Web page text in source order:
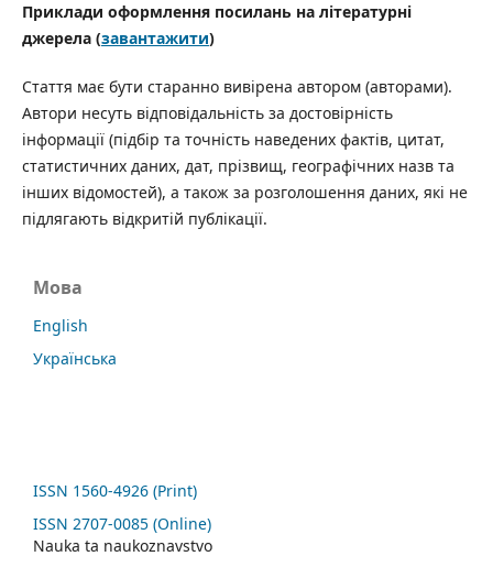
Приклади оформлення посилань на літературні
джерела (завантажити)
Стаття має бути старанно вивірена автором (авторами).
Автори несуть відповідальність за достовірність
інформації (підбір та точність наведених фактів, цитат,
статистичних даних, дат, прізвищ, географічних назв та
інших відомостей), а також за розголошення даних, які не
підлягають відкритій публікації.
Мова
English
Українська
ISSN 1560-4926 (Print)
ISSN 2707-0085 (Online)
Nauka ta naukoznavstvo